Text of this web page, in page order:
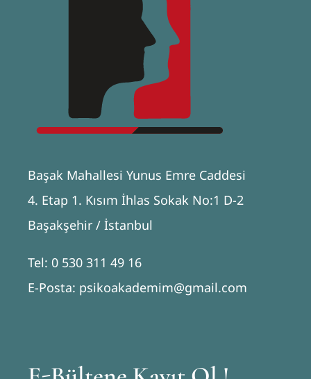
Başak Mahallesi Yunus Emre Caddesi
4. Etap 1. Kısım İhlas Sokak No:1 D-2
Başakşehir / İstanbul
Tel: 0 530 311 49 16
E-Posta: psikoakademim@gmail.com